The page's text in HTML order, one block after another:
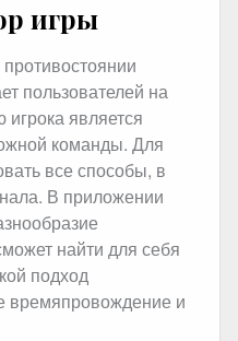
игры
пользователей на
является
команды. Для
все способы, в
В приложении
найти для себя
подход
времяпровождение и